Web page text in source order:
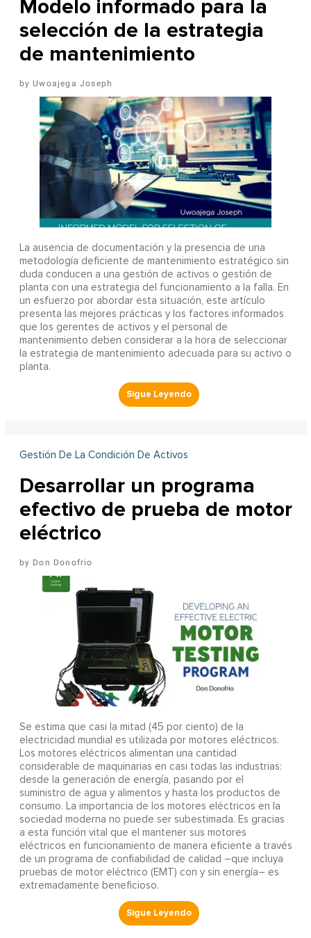
Modelo informado para la
selección de la estrategia
de mantenimiento
Uwoajega Joseph
La ausencia de documentación y la presencia de una
metodología deficiente de mantenimiento estratégico sin
duda conducen a una gestión de activos o gestión de
planta con una estrategia del funcionamiento a la falla. En
un esfuerzo por abordar esta situación, este artículo
presenta las mejores prácticas y los factores informados
que los gerentes de activos y el personal de
mantenimiento deben considerar a la hora de seleccionar
la estrategia de mantenimiento adecuada para su activo o
planta.
Gestión De La Condición De Activos
Desarrollar un programa
efectivo de prueba de motor
eléctrico
Don Donofrio
Se estima que casi la mitad (45 por ciento) de la
electricidad mundial es utilizada por motores eléctricos.
Los motores eléctricos alimentan una cantidad
considerable de maquinarias en casi todas las industrias:
desde la generación de energía, pasando por el
suministro de agua y alimentos y hasta los productos de
consumo. La importancia de los motores eléctricos en la
sociedad moderna no puede ser subestimada. Es gracias
a esta función vital que el mantener sus motores
eléctricos en funcionamiento de manera eficiente a través
de un programa de confiabilidad de calidad –que incluya
pruebas de motor eléctrico (EMT) con y sin energía– es
extremadamente beneficioso.